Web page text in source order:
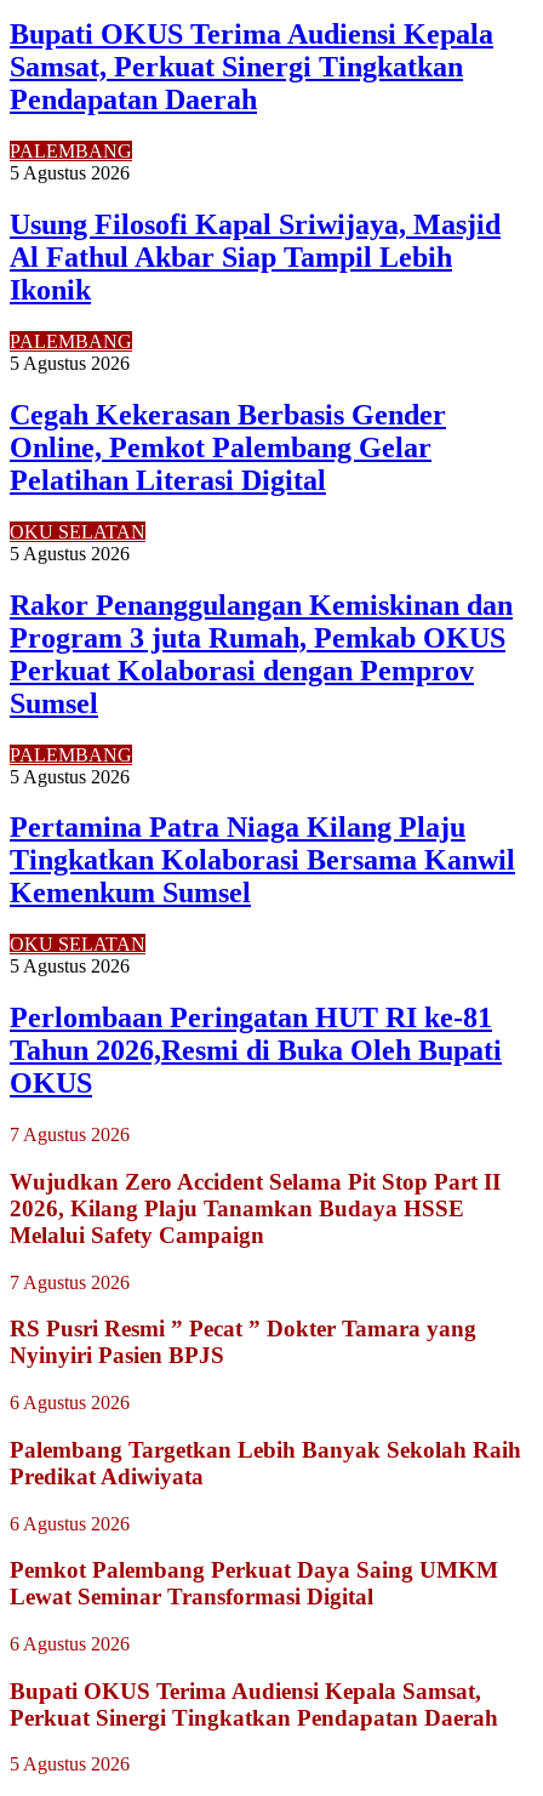
Bupati OKUS Terima Audiensi Kepala
Samsat, Perkuat Sinergi Tingkatkan
Pendapatan Daerah
PALEMBANG
5 Agustus 2026
Usung Filosofi Kapal Sriwijaya, Masjid
Al Fathul Akbar Siap Tampil Lebih
Ikonik
PALEMBANG
5 Agustus 2026
Cegah Kekerasan Berbasis Gender
Online, Pemkot Palembang Gelar
Pelatihan Literasi Digital
OKU SELATAN
5 Agustus 2026
Rakor Penanggulangan Kemiskinan dan
Program 3 juta Rumah, Pemkab OKUS
Perkuat Kolaborasi dengan Pemprov
Sumsel
PALEMBANG
5 Agustus 2026
Pertamina Patra Niaga Kilang Plaju
Tingkatkan Kolaborasi Bersama Kanwil
Kemenkum Sumsel
OKU SELATAN
5 Agustus 2026
Perlombaan Peringatan HUT RI ke-81
Tahun 2026,Resmi di Buka Oleh Bupati
OKUS
7 Agustus 2026
Wujudkan Zero Accident Selama Pit Stop Part II
2026, Kilang Plaju Tanamkan Budaya HSSE
Melalui Safety Campaign
7 Agustus 2026
RS Pusri Resmi ” Pecat ” Dokter Tamara yang
Nyinyiri Pasien BPJS
6 Agustus 2026
Palembang Targetkan Lebih Banyak Sekolah Raih
Predikat Adiwiyata
6 Agustus 2026
Pemkot Palembang Perkuat Daya Saing UMKM
Lewat Seminar Transformasi Digital
6 Agustus 2026
Bupati OKUS Terima Audiensi Kepala Samsat,
Perkuat Sinergi Tingkatkan Pendapatan Daerah
5 Agustus 2026